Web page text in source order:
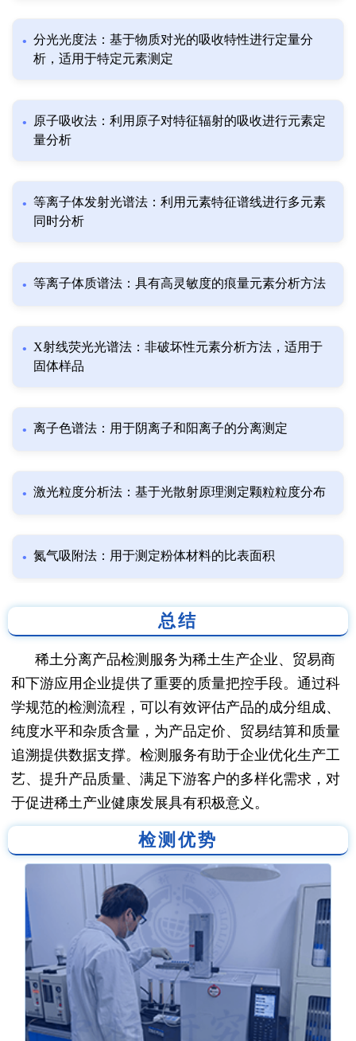
分光光度法：基于物质对光的吸收特性进行定量分
析，适用于特定元素测定
原子吸收法：利用原子对特征辐射的吸收进行元素定
量分析
等离子体发射光谱法：利用元素特征谱线进行多元素
同时分析
等离子体质谱法：具有高灵敏度的痕量元素分析方法
X射线荧光光谱法：非破坏性元素分析方法，适用于
固体样品
离子色谱法：用于阴离子和阳离子的分离测定
激光粒度分析法：基于光散射原理测定颗粒粒度分布
氮气吸附法：用于测定粉体材料的比表面积
总结
稀土分离产品检测服务为稀土生产企业、贸易商
和下游应用企业提供了重要的质量把控手段。通过科
学规范的检测流程，可以有效评估产品的成分组成、
纯度水平和杂质含量，为产品定价、贸易结算和质量
追溯提供数据支撑。检测服务有助于企业优化生产工
艺、提升产品质量、满足下游客户的多样化需求，对
于促进稀土产业健康发展具有积极意义。
检测优势